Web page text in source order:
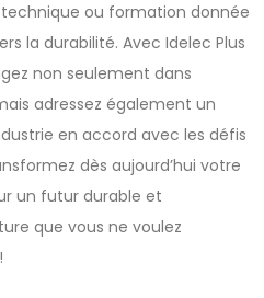
ou formation donnée
la durabilité. Avec Idelec Plus
non seulement dans
adressez également un
en accord avec les défis
dès aujourd’hui votre
un futur durable et
que vous ne voulez